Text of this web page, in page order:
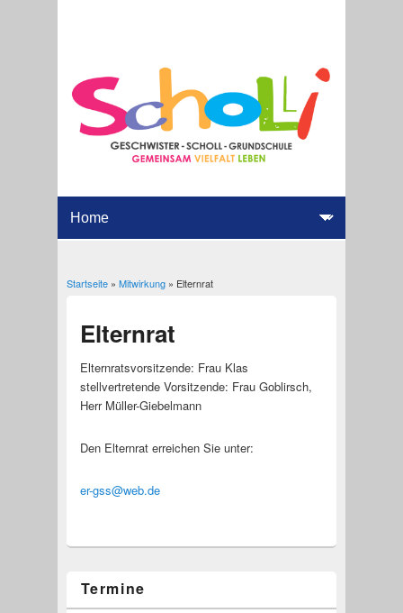
Sie sind hier
Startseite» Mitwirkung» Elternrat
Elternrat
Elternratsvor­sitzende: Frau Klas
stellvertretende Vorsitzende: Frau Goblirsch,
Herr Müller-Giebelmann
Den Elternrat erreichen Sie unter:
er-gss@web.de
Termine